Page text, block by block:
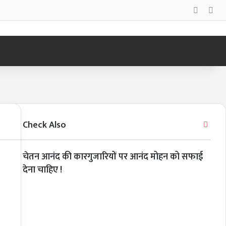
Log In
Check Also Close
चेतन आनंद की कारगुजारियों पर आनंद मोहन को सफाई
देना चाहिए !